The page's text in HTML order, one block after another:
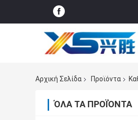
Αρχική Σελίδα
Προϊόντα
ΌΛΑ ΤΑ ΠΡΟΪΌΝΤΑ